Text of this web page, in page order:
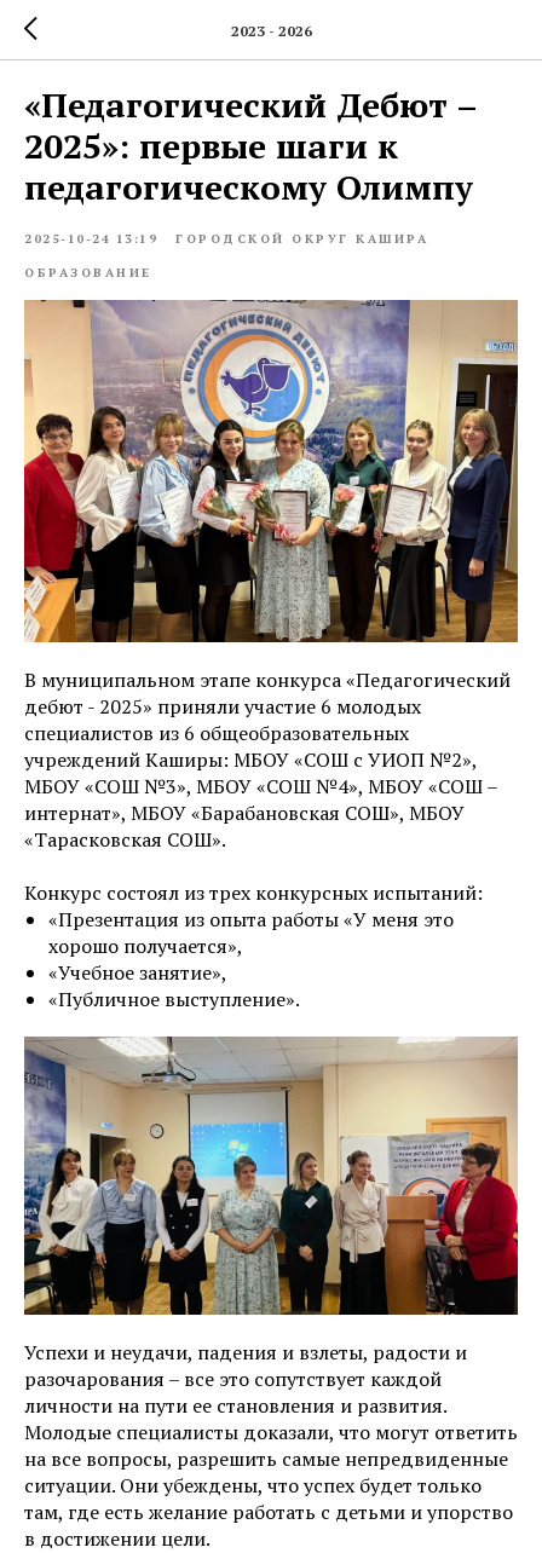
2023 - 2026
«Педагогический Дебют –
2025»: первые шаги к
педагогическому Олимпу
2025-10-24 13:19 ГОРОДСКОЙ ОКРУГ КАШИРА
ОБРАЗОВАНИЕ
В муниципальном этапе конкурса «Педагогический
дебют - 2025» приняли участие 6 молодых
специалистов из 6 общеобразовательных
учреждений Каширы: МБОУ «СОШ с УИОП №2»,
МБОУ «СОШ №3», МБОУ «СОШ №4», МБОУ «СОШ –
интернат», МБОУ «Барабановская СОШ», МБОУ
«Тарасковская СОШ».
Конкурс состоял из трех конкурсных испытаний:
«Презентация из опыта работы «У меня это
хорошо получается»,
«Учебное занятие»,
«Публичное выступление».
Успехи и неудачи, падения и взлеты, радости и
разочарования – все это сопутствует каждой
личности на пути ее становления и развития.
Молодые специалисты доказали, что могут ответить
на все вопросы, разрешить самые непредвиденные
ситуации. Они убеждены, что успех будет только
там, где есть желание работать с детьми и упорство
в достижении цели.